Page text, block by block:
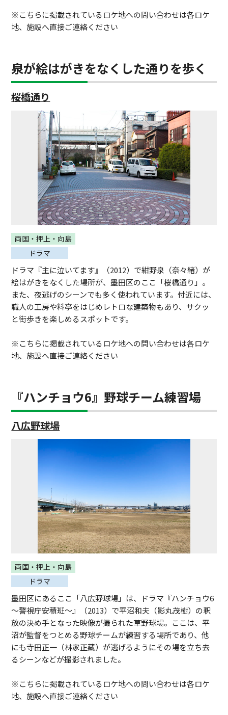
※こちらに掲載されているロケ地への問い合わせは各ロケ
地、施設へ直接ご連絡ください
泉が絵はがきをなくした通りを歩く
桜橋通り
両国・押上・向島
ドラマ
ドラマ『主に泣いてます』（2012）で紺野泉（奈々緒）が
絵はがきをなくした場所が、墨田区のここ「桜橋通り」。
また、夜逃げのシーンでも多く使われています。付近には、
職人の工房や料亭をはじめレトロな建築物もあり、サクッ
と街歩きを楽しめるスポットです。
※こちらに掲載されているロケ地への問い合わせは各ロケ
地、施設へ直接ご連絡ください
『ハンチョウ6』野球チーム練習場
八広野球場
両国・押上・向島
ドラマ
墨田区にあるここ「八広野球場」は、ドラマ『ハンチョウ6
〜警視庁安積班〜』（2013）で平沼和夫（影丸茂樹）の釈
放の決め手となった映像が撮られた草野球場。ここは、平
沼が監督をつとめる野球チームが練習する場所であり、他
にも寺田正一（林家正藏）が逃げるようにその場を立ち去
るシーンなどが撮影されました。
※こちらに掲載されているロケ地への問い合わせは各ロケ
地、施設へ直接ご連絡ください